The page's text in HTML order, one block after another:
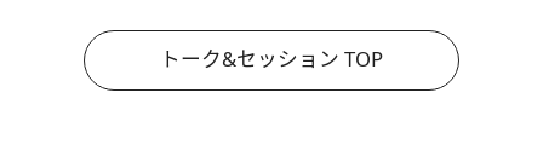
トーク&セッション TOP